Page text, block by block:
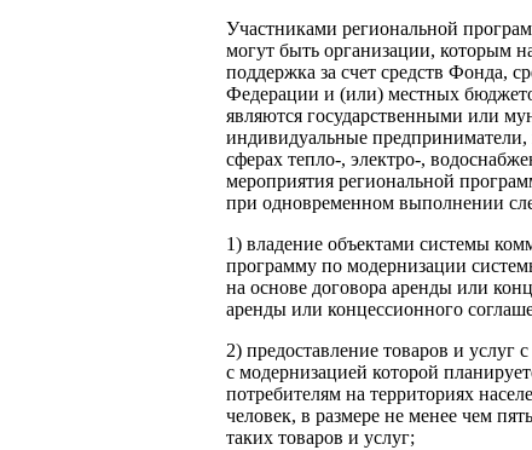
Участниками региональной
могут быть организации, которым
поддержка за счет средств Фонда,
Федерации и (или) местных
являются государственными или
индивидуальные предприниматели,
сферах тепло-, электро-,
мероприятия региональной
при одновременном выполнении
1) владение объектами системы
программу по модернизации
на основе договора аренды или
аренды или концессионного
2) предоставление товаров и услуг
с модернизацией которой
потребителям на территориях
человек, в размере не менее чем
таких товаров и услуг;